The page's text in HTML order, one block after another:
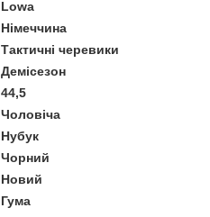
Lowa
Німеччина
Тактичні черевики
Демісезон
44,5
Чоловіча
Нубук
Чорний
Новий
Гума